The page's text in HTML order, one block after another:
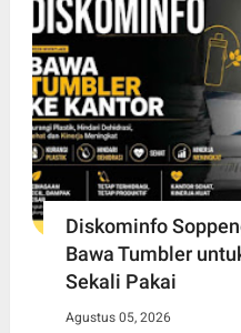
Diskominfo
Bawa Tumbler
Sekali Pakai
Agustus 05, 2026